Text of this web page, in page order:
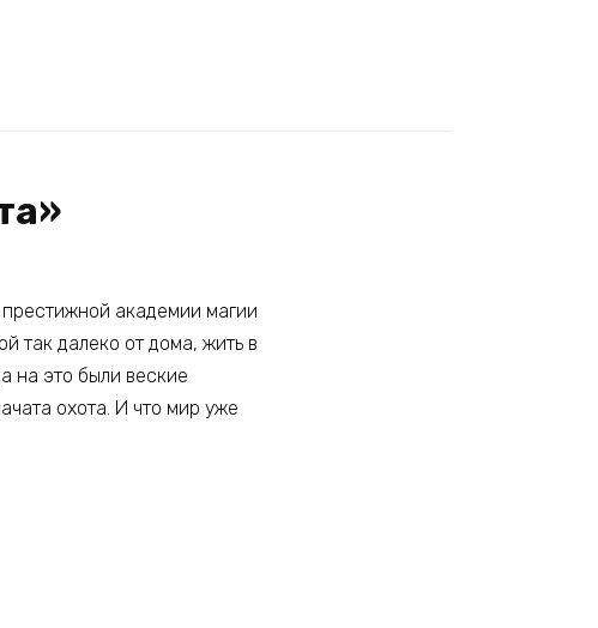
академии магии
так далеко от дома, жить в
на это были веские
охота. И что мир уже